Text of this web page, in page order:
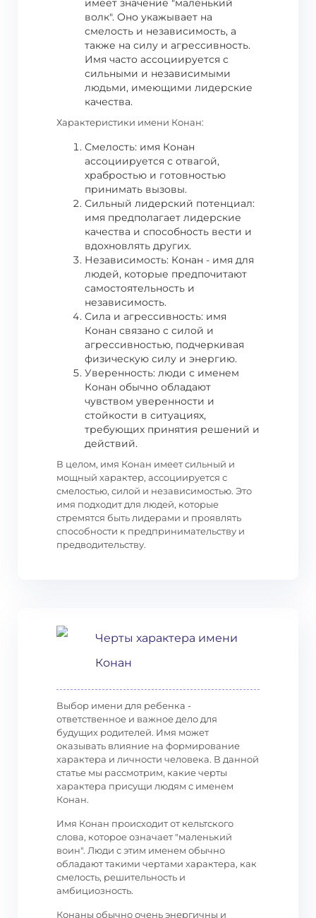
имеет значение "маленький
волк". Оно укажывает на
смелость и независимость, а
также на силу и агрессивность.
Имя часто ассоциируется с
сильными и независимыми
людьми, имеющими лидерские
качества.
Характеристики имени Конан:
Смелость: имя Конан
ассоциируется с отвагой,
храбростью и готовностью
принимать вызовы.
Сильный лидерский потенциал:
имя предполагает лидерские
качества и способность вести и
вдохновлять других.
Независимость: Конан - имя для
людей, которые предпочитают
самостоятельность и
независимость.
Сила и агрессивность: имя
Конан связано с силой и
агрессивностью, подчеркивая
физическую силу и энергию.
Уверенность: люди с именем
Конан обычно обладают
чувством уверенности и
стойкости в ситуациях,
требующих принятия решений и
действий.
В целом, имя Конан имеет сильный и
мощный характер, ассоциируется с
смелостью, силой и независимостью. Это
имя подходит для людей, которые
стремятся быть лидерами и проявлять
способности к предпринимательству и
предводительству.
Черты характера имени
Конан
Выбор имени для ребенка -
ответственное и важное дело для
будущих родителей. Имя может
оказывать влияние на формирование
характера и личности человека. В данной
статье мы рассмотрим, какие черты
характера присущи людям с именем
Конан.
Имя Конан происходит от кельтского
слова, которое означает "маленький
воин". Люди с этим именем обычно
обладают такими чертами характера, как
смелость, решительность и
амбициозность.
Конаны обычно очень энергичны и